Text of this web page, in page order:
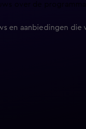
over de
en aanbiedingen